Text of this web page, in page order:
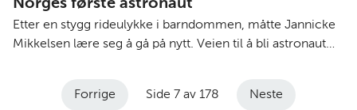
Norges første astronaut
Etter en stygg rideulykke i barndommen, måtte Jannicke
Mikkelsen lære seg å gå på nytt. Veien til å bli astronaut
Forrige Side 7 av 178 Neste